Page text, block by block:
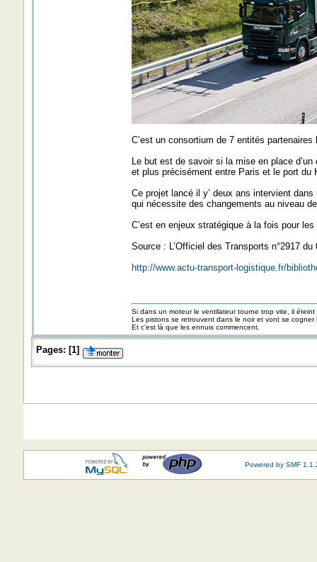
C’est un consortium de 7 entités
Le but est de savoir si la mise en place
et plus précisément entre Paris et le port du
Ce projet lancé il y’ deux ans intervient
qui nécessite des changements au niveau
C’est en enjeux stratégique à la fois pour
Source : L’Officiel des Transports n°2917 du
http://www.actu-transport-logistique.fr/
Si dans un moteur le ventilateur tourne trop vite, il éteint
Les pistons se retrouvent dans le noir et vont se
Et c’est là que les ennuis commencent.
Pages: [1]
Powered by SMF